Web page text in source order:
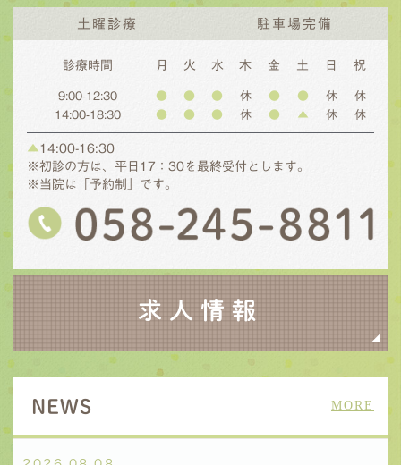
土曜診療 駐車場完備
診療時間 月 火 水 木 金 土 日 祝
9:00-12:30 ● ● ● 休 ● ● 休
休
14:00-18:30
● ● ● 休 ● ▲ 休 休
▲ 14:00-16:30
※初診の方は、平日17：30を最終受付とします。
※当院は「予約制」です。
求人情報
NEWS MORE